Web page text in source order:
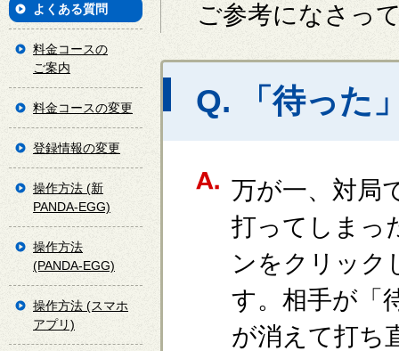
ご参考になさっ
Q. 「待った
万が一、対局
打ってしまっ
ンをクリック
す。相手が「
が消えて打ち
よくある質問
料金コースの
ご案内
料金コースの変更
登録情報の変更
操作方法 (新
PANDA-EGG)
操作方法
(PANDA-EGG)
操作方法 (スマホ
アプリ)